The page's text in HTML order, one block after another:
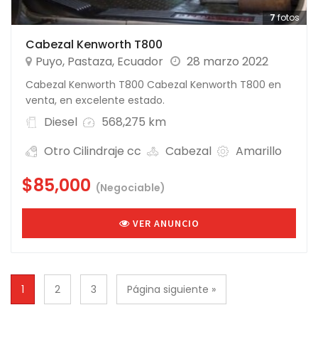
7fotos
Cabezal Kenworth T800
Puyo, Pastaza, Ecuador 28 marzo 2022
Cabezal Kenworth T800 Cabezal Kenworth T800 en
venta, en excelente estado.
Diesel
568,275 km
Otro Cilindraje cc
Cabezal Amarillo
$85,000 (Negociable)
VER ANUNCIO
1 2 3 Página siguiente »